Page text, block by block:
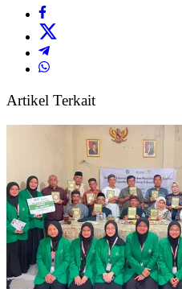
Artikel Terkait